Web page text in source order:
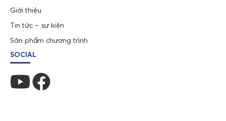
Giới thiệu
Tin tức – sự kiện
Sản phẩm chương trình
SOCIAL